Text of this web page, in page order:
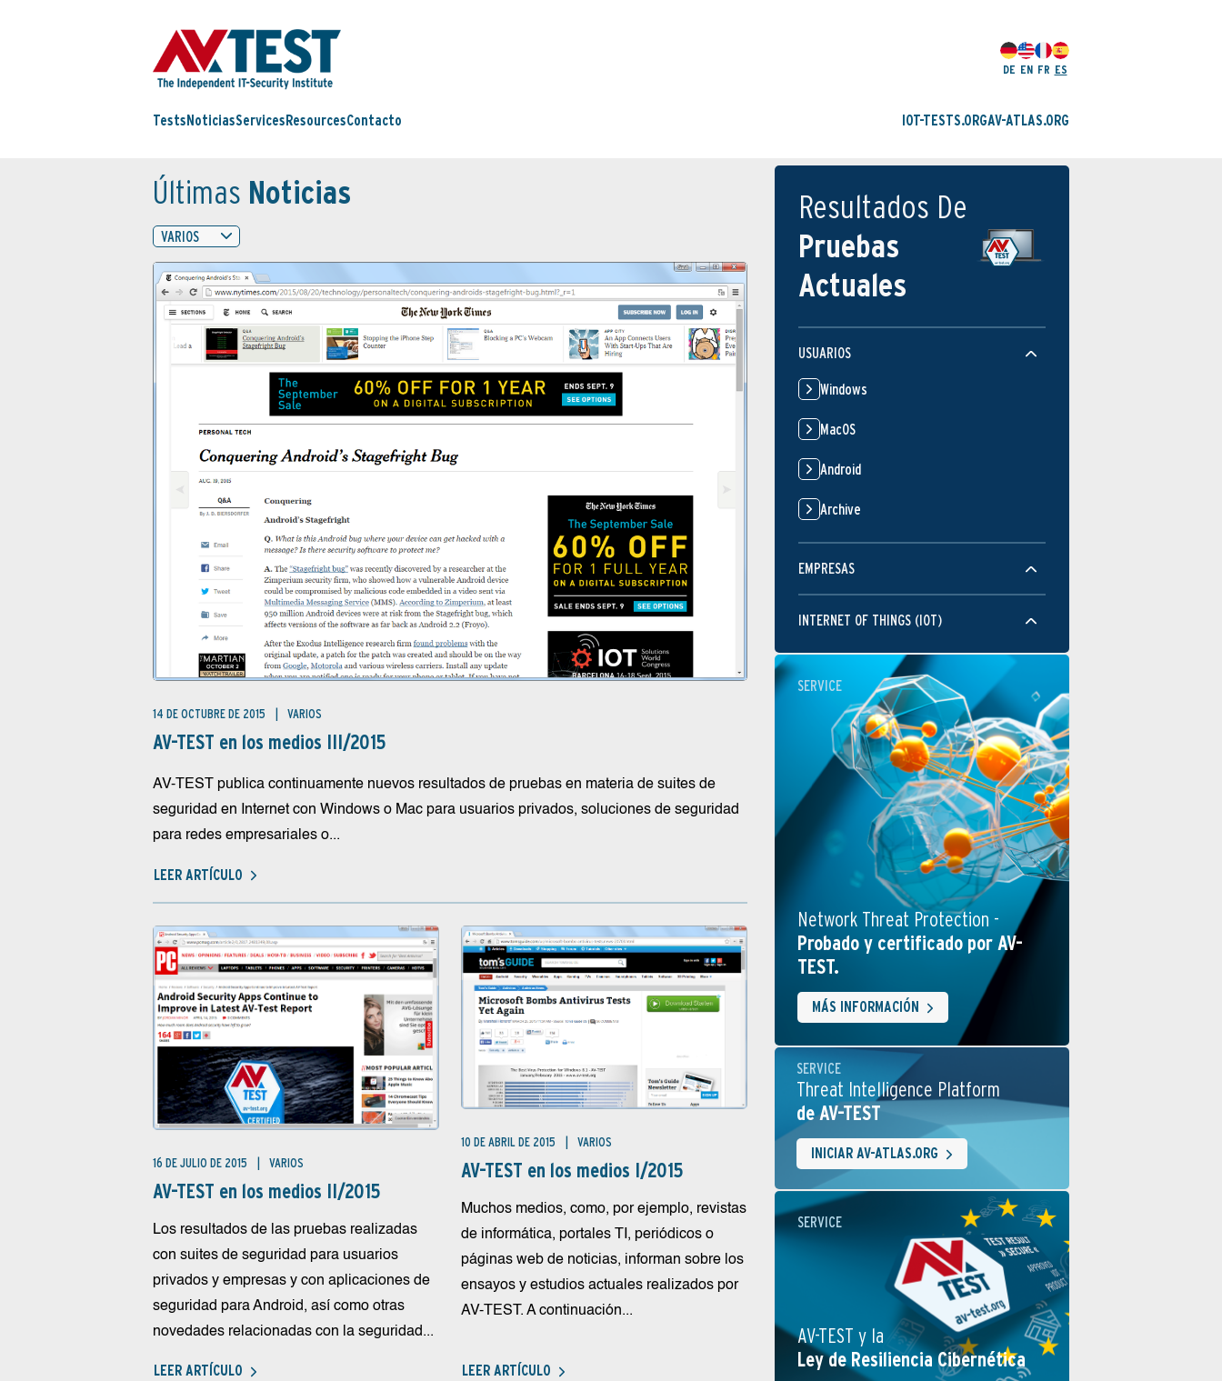
DE EN FR ES
Tests NoticiasServices ResourcesContacto IOT-TESTS.ORGAV-ATLAS.ORG
Últimas Noticias
VARIOS
14 DE OCTUBRE DE 2015 VARIOS
AV-TEST en los medios III/2015
AV-TEST publica continuamente nuevos resultados de pruebas en materia de suites de
seguridad en Internet con Windows o Mac para usuarios privados, soluciones de seguridad
para redes empresariales o...
LEER ARTÍCULO
16 DE JULIO DE 2015 VARIOS
AV-TEST en los medios II/2015
Los resultados de las pruebas realizadas
con suites de seguridad para usuarios
privados y empresas y con aplicaciones de
seguridad para Android, así como otras
novedades relacionadas con la seguridad...
LEER ARTÍCULO
10 DE ABRIL DE 2015 VARIOS
AV-TEST en los medios I/2015
Muchos medios, como, por ejemplo, revistas
de informática, portales TI, periódicos o
páginas web de noticias, informan sobre los
ensayos y estudios actuales realizados por
AV-TEST. A continuación...
LEER ARTÍCULO
Resultados De
Pruebas
Actuales
USUARIOS
Windows
MacOS
Android
Archive
EMPRESAS
INTERNET OF THINGS (IOT)
SERVICE
Network Threat Protection -
Probado y certificado por AV-
TEST.
MÁS INFORMACIÓN
SERVICE
Threat Intelligence Platform
de AV-TEST
INICIAR AV-ATLAS.ORG
SERVICE
AV-TEST y la
Ley de Resiliencia Cibernética